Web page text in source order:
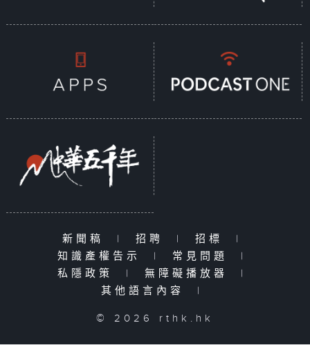
新聞稿 | 招聘 | 招標
|
知識產權告示
| 常見問題
|
私隱政策
| 無障礙播放器
|
其他語言內容
|
© 2026 rthk.hk